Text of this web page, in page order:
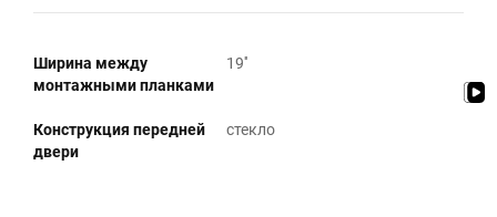
Ширина между
монтажными планками
19''
Конструкция передней
двери
стекло